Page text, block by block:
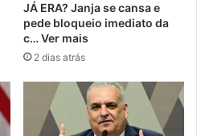
JÁ ERA? Janja se cansa e
pede bloqueio imediato da
c… Ver mais
2 dias atrás